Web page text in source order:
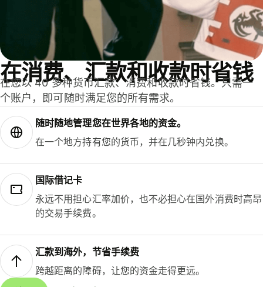
在消费、汇款和收款时省钱
在您以 40 多种货币汇款、消费和收款时省钱。只需一
个账户，即可随时满足您的所有需求。
随时随地管理您在世界各地的资金。
在一个地方持有您的货币，并在几秒钟内兑换。
国际借记卡
永远不用担心汇率加价，也不必担心在国外消费时高昂
的交易手续费。
汇款到海外，节省手续费
跨越距离的障碍，让您的资金走得更远。